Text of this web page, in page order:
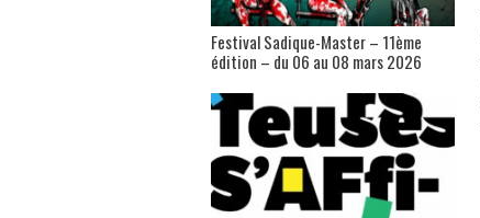
Festival Sadique-Master – 11ème
édition – du 06 au 08 mars 2026